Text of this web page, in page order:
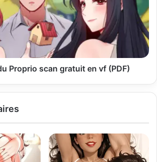
Proprio scan gratuit en vf (PDF)